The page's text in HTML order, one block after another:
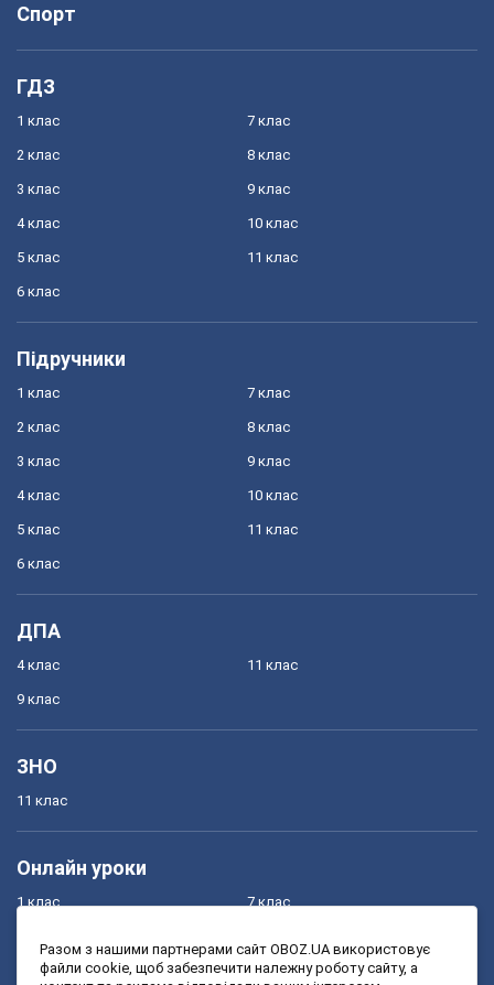
Спорт
ГДЗ
1 клас
2 клас
3 клас
4 клас
5 клас
6 клас
7 клас
8 клас
9 клас
10 клас
11 клас
Підручники
1 клас
2 клас
3 клас
4 клас
5 клас
6 клас
7 клас
8 клас
9 клас
10 клас
11 клас
ДПА
4 клас
9 клас
11 клас
ЗНО
11 клас
Онлайн уроки
1 клас
3 клас
7 клас
9 клас
Разом з нашими партнерами сайт OBOZ.UA використовує
файли cookie, щоб забезпечити належну роботу сайту, а